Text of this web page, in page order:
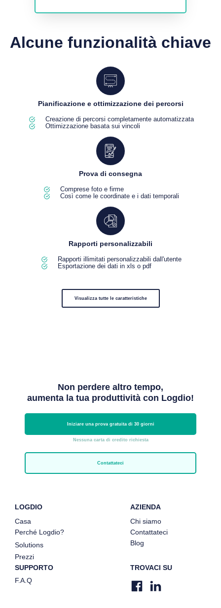
Alcune funzionalità chiave
Pianificazione e ottimizzazione dei percorsi
Creazione di percorsi completamente automatizzata
Ottimizzazione basata sui vincoli
Prova di consegna
Comprese foto e firme
Così come le coordinate e i dati temporali
Rapporti personalizzabili
Rapporti illimitati personalizzabili dall'utente
Esportazione dei dati in xls o pdf
Visualizza tutte le caratteristiche
Non perdere altro tempo,
aumenta la tua produttività con Logdio!
Iniziare una prova gratuita di 30 giorni
Nessuna carta di credito richiesta
Contattateci
LOGDIO
Casa
Perché Logdio?
Solutions
Prezzi
AZIENDA
Chi siamo
Contattateci
Blog
SUPPORTO
F.A.Q
TROVACI SU